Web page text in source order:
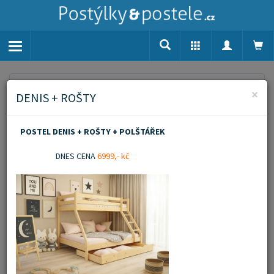
Toggle
Zahrada
Zobrazit popis
Novinka
Akční zboží
Doporučujeme
Filtrovat
×
DENIS + ROŠTY
POSTEL DENIS + ROŠTY + POLŠTÁŘEK
DNES CENA6999,- kč